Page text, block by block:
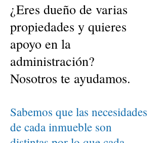
¿Eres dueño de varias
propiedades y quieres
apoyo en la
administración?
Nosotros te ayudamos.
Sabemos que las necesidades
de cada inmueble son